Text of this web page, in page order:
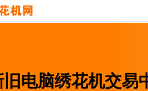
旧电脑绣花机交易